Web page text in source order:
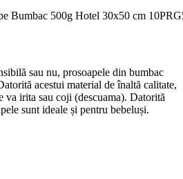
Bumbac 500g Hotel 30x50 cm
sau nu, prosoapele din bumbac
acestui material de înaltă calitate,
va irita sau coji (descuama). Datorită
sunt ideale și pentru bebeluși.